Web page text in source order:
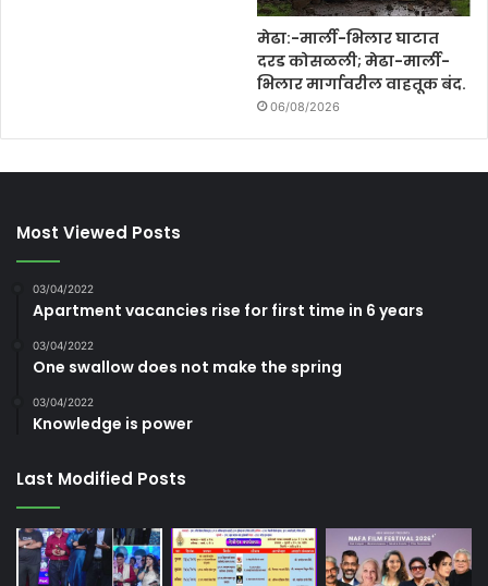
मेढा:-मार्ली-भिलार घाटात
दरड कोसळली; मेढा-मार्ली-
भिलार मार्गावरील वाहतूक बंद.
06/08/2026
Most Viewed Posts
03/04/2022
Apartment vacancies rise for first time in 6 years
03/04/2022
One swallow does not make the spring
03/04/2022
Knowledge is power
Last Modified Posts